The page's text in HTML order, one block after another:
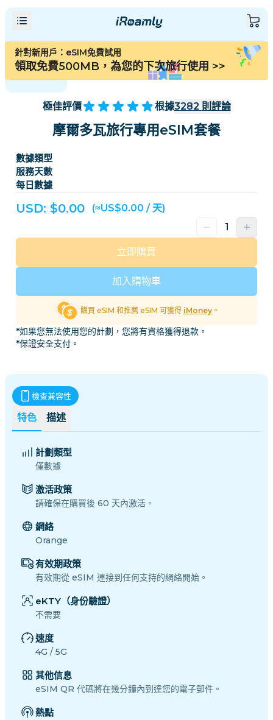
針對新用戶：eSIM免費試用
領取免費500MB，為您的下次旅行使用 >>
極佳評價 根據3282 則評論
摩爾多瓦旅行專用eSIM套餐
數據類型
服務天數
每日數據
USD: $0.00 (≈US$0.00 / 天)
加入購物車
立即購買
購買 eSIM 和推薦 eSIM 可獲得 iMoney。
*如果您無法使用您的計劃，您將有資格獲得退款。
*保證安全支付。
特色 描述
檢查兼容性
計劃類型
僅數據
激活政策
請確保在購買後 60 天內激活。
網絡
Orange
有效期政策
有效期從 eSIM 連接到任何支持的網絡開始。
eKTY（身份驗證）
不需要
速度
4G / 5G
其他信息
eSIM QR 代碼將在幾分鐘內到達您的電子郵件。
熱點